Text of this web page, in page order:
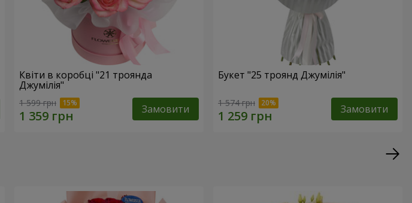
Квіти в коробці "21 троянда
Джумілія"
1 599 грн Замовити
Букет "25 троянд Джумілія"
1 574 грн Замовити